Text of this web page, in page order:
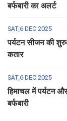
बर्फबारी का अलर्ट
SAT,6 DEC 2025
पर्यटन सीजन की
कतार
SAT,6 DEC 2025
हिमाचल में पर्यटन
बर्फबारी